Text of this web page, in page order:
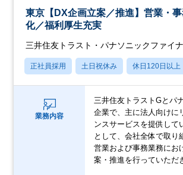
東京【DX企画立案／推進】営業・
化／福利厚生充実
三井住友トラスト・パナソニックファイ
正社員採用 土日祝休み 休日120日以上
業務内容
三井住友トラストGとパ
企業で、主に法人向けに
ンスサービスを提供して
として、会社全体で取り
営業および事務業務にお
案・推進を行っていただ